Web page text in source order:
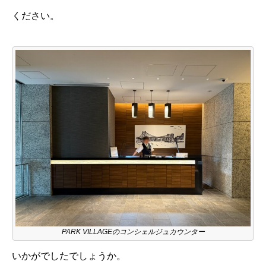
ください。
PARK VILLAGEのコンシェルジュカウンター
いかがでしたでしょうか。